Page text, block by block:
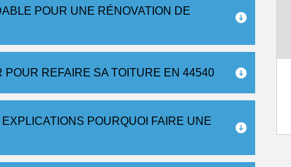
POUR UNE RÉNOVATION DE
POUR REFAIRE SA TOITURE EN 44540
POURQUOI FAIRE UNE